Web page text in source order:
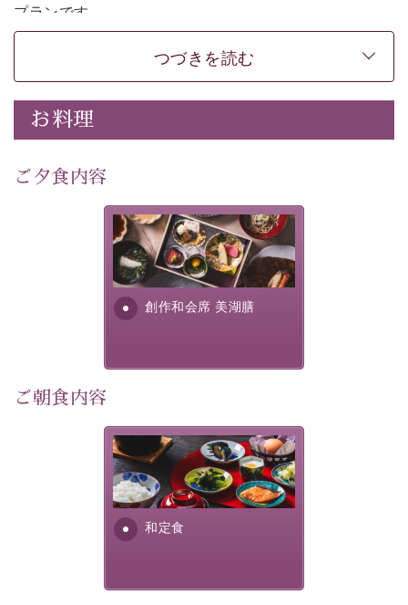
プランです。
諏訪湖を眺めながら幽玄な装飾の館内で静かに寛いでお
-----------【安心への取り組み】----------
個室料亭、貸切風呂のご利用が可能な上、 安心安全にご
滞在いただけるよう
30項目以上からなる独自の衛生・消毒プログラムの基、
徹底した衛生管理を行っております。
---------------------------------------------
・朝夕個室料亭で個室食
・諏訪大社4社を巡る無料参拝バス（事前予約制）
・館内着をご用意
・環境に配慮したアメニティをご用意
・館内フリーWi-Fi
・チェックイン15時、チェックアウト10時
・朝夕個室料亭で個室食
・夕食は地産地消の創作和会席 美湖膳（二十四節気と
・朝食はこだわりの味噌汁をはじめとした和定食
つづきを読む
お料理
ご夕食内容
創作和会席 美湖膳
美湖膳とは諏訪の地で特別を
提供する為に料理長・神原 裕
明が考え出した創作和会席で
す。美しい諏訪湖の幸...
ご朝食内容
和定食
さっぱりとした和食膳に使わ
れる食材は、諏訪の名産品を
ふんだんに取り入れ、安心・
安全を心掛けた長野県産...